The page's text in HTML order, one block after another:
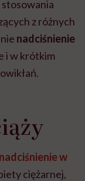
z różnych
nadciśnienie
i w krótkim
nadciśnienie w
ciężarnej,